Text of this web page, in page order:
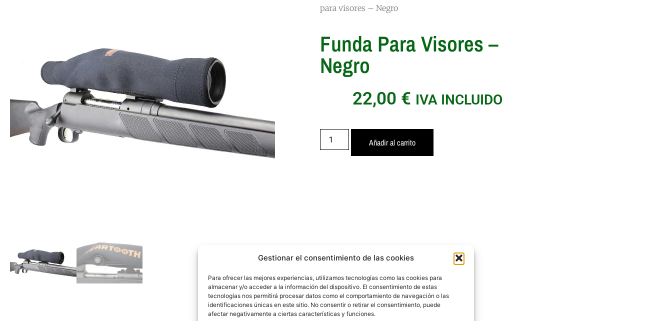
Gestionar el consentimiento de las cookies
Para ofrecer las mejores experiencias, utilizamos tecnologías como las cookies para
almacenar y/o acceder a la información del dispositivo. El consentimiento de estas
tecnologías nos permitirá procesar datos como el comportamiento de navegación o las
identificaciones únicas en este sitio. No consentir o retirar el consentimiento, puede
afectar negativamente a ciertas características y funciones.
para visores – Negro
Funda Para Visores –
Negro
22,00 € IVA INCLUIDO
Añadir al carrito